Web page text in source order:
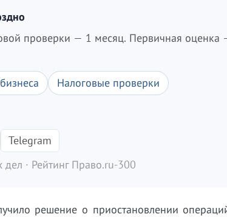
проверки — 1 месяц. Первичная оценка
Налоговые проверки
Telegram
· Рейтинг Право.ru-300
решение о приостановлении